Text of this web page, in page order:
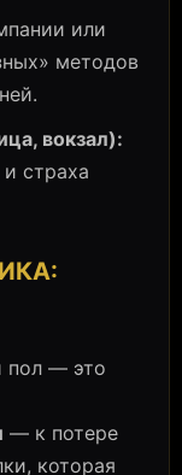
или
методов
вокзал):
страха
пол — это
— к потере
которая